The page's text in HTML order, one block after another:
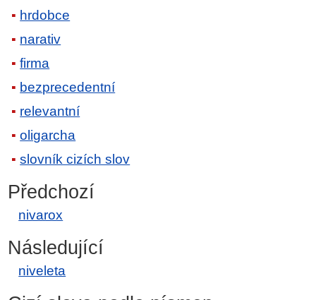
hrdobce
narativ
firma
bezprecedentní
relevantní
oligarcha
slovník cizích slov
Předchozí
nivarox
Následující
niveleta